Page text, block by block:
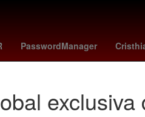
PasswordManager
Sydney Sweeney Lenia
exclusiva